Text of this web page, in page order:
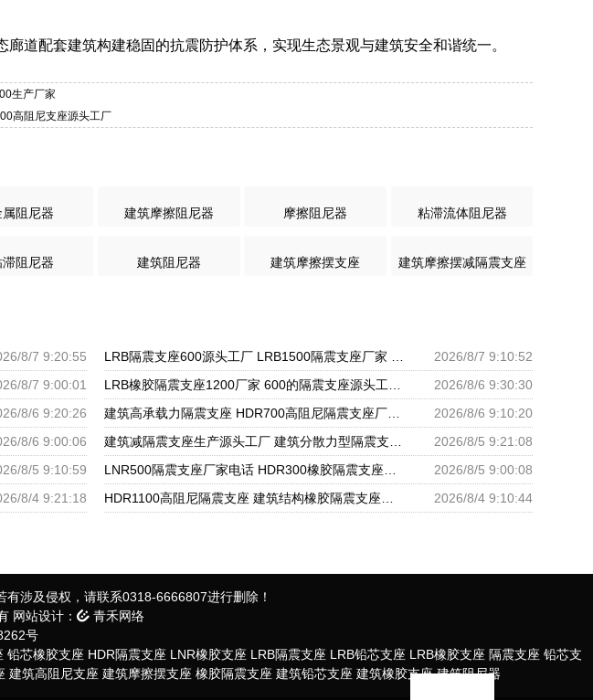
道配套建筑构建稳固的抗震防护体系，实现生态景观与建筑安全和谐统一。
生产厂家
高阻尼支座源头工厂
属阻尼器 建筑摩擦阻尼器 摩擦阻尼器 粘滞流体阻尼器
滞阻尼器 建筑阻尼器 建筑摩擦摆支座 建筑摩擦摆减隔震支座
8/7 9:20:55
2026/8/7 9:10:52
8/7 9:00:01
2026/8/6 9:30:30
8/6 9:20:26
2026/8/6 9:10:20
8/6 9:00:06
2026/8/5 9:21:08
8/5 9:10:59
2026/8/5 9:00:08
8/4 9:21:18 2026/8/4 9:10:44
涉及侵权，请联系0318-6666807进行删除！
网站设计：
青禾网络
号
铅芯橡胶支座 HDR隔震支座 LNR橡胶支座 LRB隔震支座 LRB铅芯支座 LRB橡胶支座 隔震支座 铅芯支
建筑高阻尼支座 建筑摩擦摆支座 橡胶隔震支座 建筑铅芯支座 建筑橡胶支座 建筑阻尼器